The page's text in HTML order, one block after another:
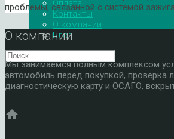
Оплата
Контакты
О компании
Блог
проблемы, связанной с системой
О компании
Мы занимаемся полным комплексом
автомобиль перед покупкой, проверка
диагностическую карту и ОСАГО,
home